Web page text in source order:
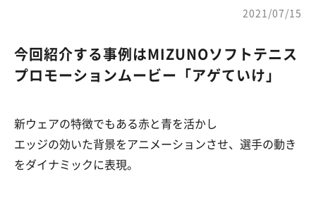
2021/07/15
今回紹介する事例はMIZUNOソフトテニス
プロモーションムービー「アゲていけ」
新ウェアの特徴でもある赤と青を活かし
エッジの効いた背景をアニメーションさせ、選手の動き
をダイナミックに表現。